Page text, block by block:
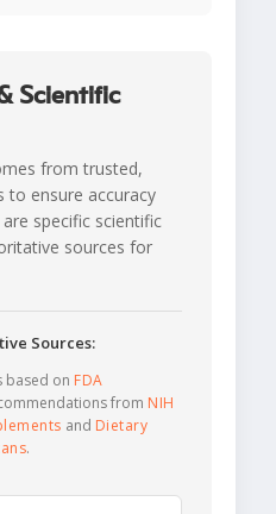
Scientific
from trusted,
to ensure accuracy
specific scientific
sources for
Sources:
based on FDA
from NIH
and Dietary
.